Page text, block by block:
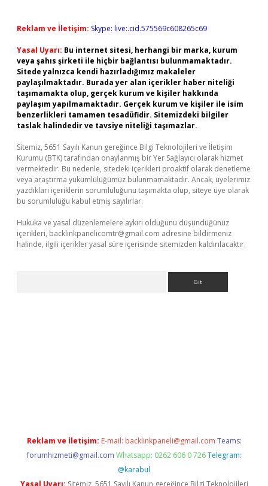
Reklam ve İletişim: Skype: live:.cid.575569c608265c69
Yasal Uyarı: Bu internet sitesi, herhangi bir marka, kurum
veya şahıs şirketi ile hiçbir bağlantısı bulunmamaktadır.
Sitede yalnızca kendi hazırladığımız makaleler
paylaşılmaktadır. Burada yer alan içerikler haber niteliği
taşımamakta olup, gerçek kurum ve kişiler hakkında
paylaşım yapılmamaktadır. Gerçek kurum ve kişiler ile isim
benzerlikleri tamamen tesadüfidir. Sitemizdeki bilgiler
taslak halindedir ve tavsiye niteliği taşımazlar.
Sitemiz, 5651 Sayılı Kanun gereğince Bilgi Teknolojileri ve İletişim
Kurumu (BTK) tarafından onaylanmış bir Yer Sağlayıcı olarak hizmet
vermektedir. Bu nedenle, sitedeki içerikleri proaktif olarak denetleme
veya araştırma yükümlülüğümüz bulunmamaktadır. Ancak, üyelerimiz
yazdıkları içeriklerin sorumluluğunu taşımakta olup, siteye üye olarak
bu sorumluluğu kabul etmiş sayılırlar.
Hukuka ve yasal düzenlemelere aykırı olduğunu düşündüğünüz
içerikleri, backlinkpanelicomtr@gmail.com adresine bildirmeniz
halinde, ilgili içerikler yasal süre içerisinde sitemizden kaldırılacaktır.
Reklam ve İletişim: E-mail: backlinkpaneli@gmail.com Teams:
forumhizmeti@gmail.com Whatsapp: 0262 606 0 726 Telegram:
@karabul
Yasal Uyarı: Sitemiz, 5651 Sayılı Kanun gereğince Bilgi Teknolojileri